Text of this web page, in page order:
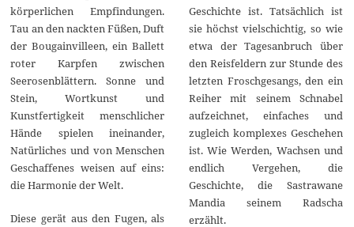
körperlichen Empfindungen.
Tau an den nackten Füßen, Duft
der Bougainvilleen, ein Ballett
roter Karpfen zwischen
Seerosenblättern. Sonne und
Stein, Wortkunst und
Kunstfertigkeit menschlicher
Hände spielen ineinander,
Natürliches und von Menschen
Geschaffenes weisen auf eins:
die Harmonie der Welt.
Diese gerät aus den Fugen, als
Geschichte ist. Tatsächlich ist
sie höchst vielschichtig, so wie
etwa der Tagesanbruch über
den Reisfeldern zur Stunde des
letzten Froschgesangs, den ein
Reiher mit seinem Schnabel
aufzeichnet, einfaches und
zugleich komplexes Geschehen
ist. Wie Werden, Wachsen und
endlich Vergehen, die
Geschichte, die Sastrawane
Mandia seinem Radscha
erzählt.